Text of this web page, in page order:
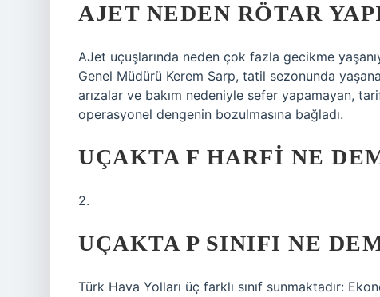
AJET NEDEN RÖTAR
AJet uçuşlarında neden çok fazla gecikme
Genel Müdürü Kerem Sarp, tatil sezonunda
arızalar ve bakım nedeniyle sefer yapamayan,
operasyonel dengenin bozulmasına bağladı.
UÇAKTA F HARFI NE
2.
UÇAKTA P SINIFI NE
Türk Hava Yolları üç farklı sınıf sunmaktadır: